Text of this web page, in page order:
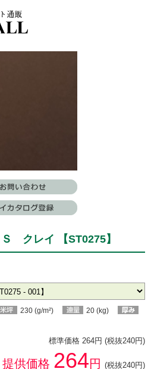
クレイ 【ST0275】
230 (g/m²)
20 (kg)
標準価格 264円 (税抜240円)
提供価格 264円 (税抜240円)